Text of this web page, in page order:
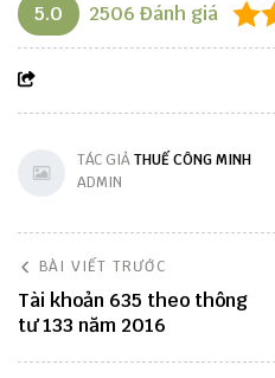
5.0 2506 Đánh giá
TÁC GIẢTHUẾ CÔNG MINH
ADMIN
BÀI VIẾT TRƯỚC
Tài khoản 635 theo thông
tư 133 năm 2016